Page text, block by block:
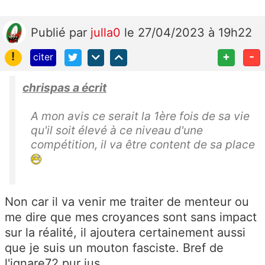
Publié par julla0 le 27/04/2023 à 19h22
!
citer + -
chrispas a écrit
A mon avis ce serait la 1ère fois de sa vie
qu'il soit élevé à ce niveau d'une
compétition, il va être content de sa place
Non car il va venir me traiter de menteur ou
me dire que mes croyances sont sans impact
sur la réalité, il ajoutera certainement aussi
que je suis un mouton fasciste. Bref de